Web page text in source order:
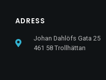
ADRESS
Johan Dahlöfs Gata 25
461 58 Trollhättan